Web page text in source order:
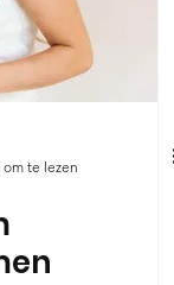
te lezen